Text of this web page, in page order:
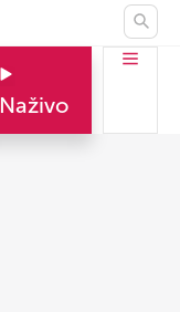
Naživo